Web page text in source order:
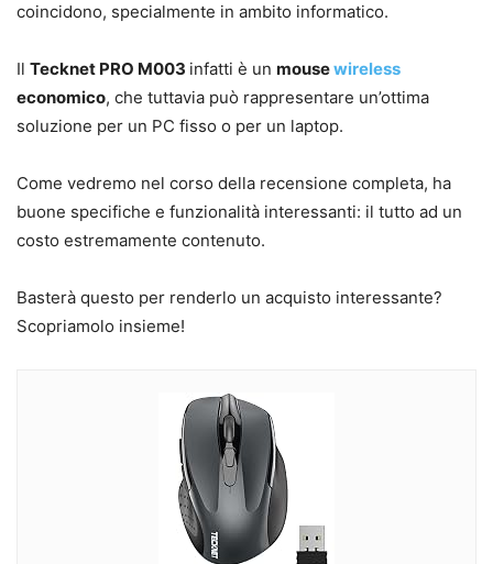
coincidono, specialmente in ambito informatico.
Il Tecknet PRO M003 infatti è un mousewireless
economico, che tuttavia può rappresentare un’ottima
soluzione per un PC fisso o per un laptop.
Come vedremo nel corso della recensione completa, ha
buone specifiche e funzionalità interessanti: il tutto ad un
costo estremamente contenuto.
Basterà questo per renderlo un acquisto interessante?
Scopriamolo insieme!